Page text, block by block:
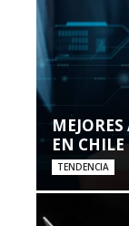
EN CHILE
TENDENCIA